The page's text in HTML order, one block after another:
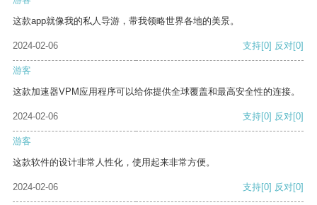
这款app就像我的私人导游，带我领略世界各地的美景。
2024-02-06 支持[0] 反对[0]
游客
这款加速器VPM应用程序可以给你提供全球覆盖和最高安全性的连接。
2024-02-06 支持[0] 反对[0]
游客
这款软件的设计非常人性化，使用起来非常方便。
2024-02-06 支持[0] 反对[0]